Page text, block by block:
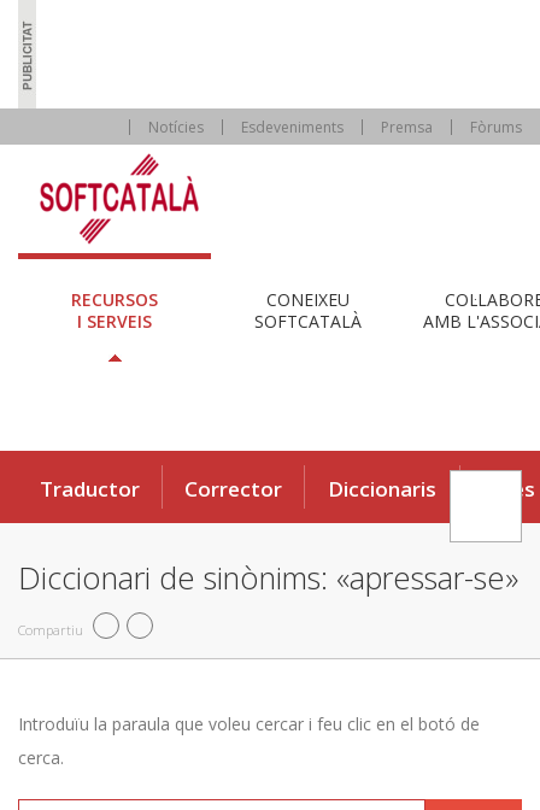
Notícies Esdeveniments Premsa Fòrums
RECURSOS
I SERVEIS
CONEIXEU
SOFTCATALÀ
AMB
Traductor Corrector Diccionaris Eines
Diccionari de sinònims: «apressar-se»
Compartiu
Introduïu la paraula que voleu cercar i feu clic en el botó de
cerca.